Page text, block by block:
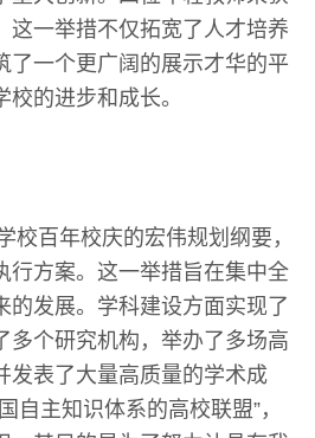
这一举措不仅拓宽了人才培养
了一个更广阔的展示才华的平
的进步和成长。
校百年校庆的宏伟规划纲要，
行方案。这一举措旨在集中全
的发展。学科建设方面实现了
多个研究机构，举办了多场高
发表了大量高质量的学术成
自主知识体系的高校联盟”，